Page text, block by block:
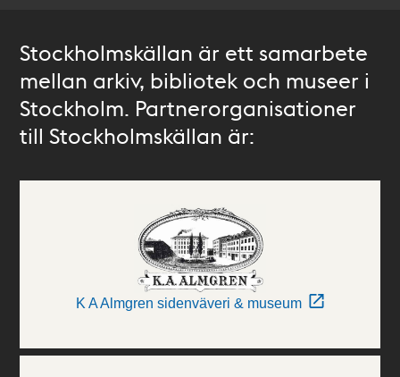
Stockholmskällan är ett samarbete
mellan arkiv, bibliotek och museer i
Stockholm. Partnerorganisationer
till Stockholmskällan är:
K A Almgren sidenväveri & museum